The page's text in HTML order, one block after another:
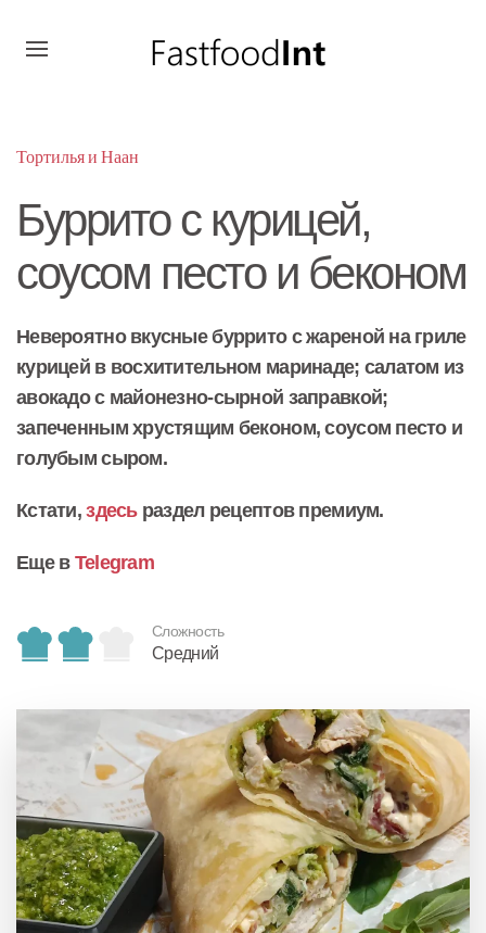
Тортилья и Наан
Буррито с курицей,
соусом песто и беконом
Невероятно вкусные буррито с жареной на гриле
курицей в восхитительном маринаде; салатом из
авокадо с майонезно-сырной заправкой;
запеченным хрустящим беконом, соусом песто и
голубым сыром.
Кстати,здесьраздел рецептов премиум.
Еще в Telegram
Сложность
Средний